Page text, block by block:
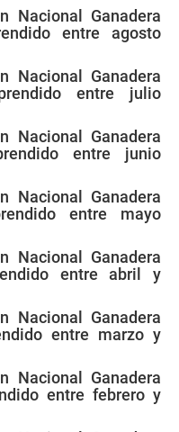
Nacional Ganadera
entre agosto
Nacional Ganadera
entre julio
Nacional Ganadera
entre junio
Nacional Ganadera
entre mayo
Nacional Ganadera
entre abril y
Nacional Ganadera
entre marzo y
Nacional Ganadera
entre febrero y